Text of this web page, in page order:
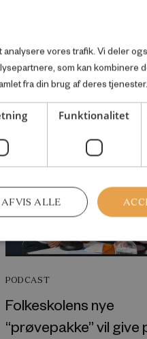
PODCAST
Folkeskolens nye
“prøvepakke” vil give
vores trafik. Vi deler
som kan kombinere
fra din brug af deres tjenester.
Funktionalitet
AFVIS ALLE